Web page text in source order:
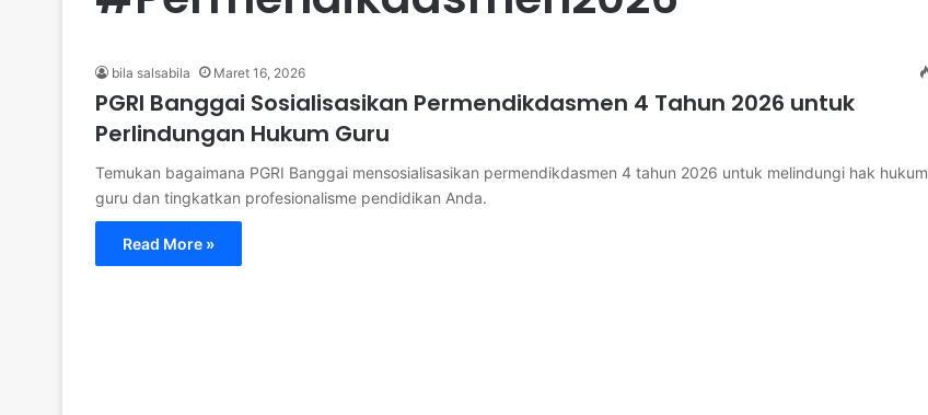
bila salsabila Maret 16, 2026
PGRI Banggai Sosialisasikan Permendikdasmen 4 Tahun 2026 untuk
Perlindungan Hukum Guru
Temukan bagaimana PGRI Banggai mensosialisasikan permendikdasmen 4 tahun 2026 untuk melindungi hak hukum
guru dan tingkatkan profesionalisme pendidikan Anda.
Read More »